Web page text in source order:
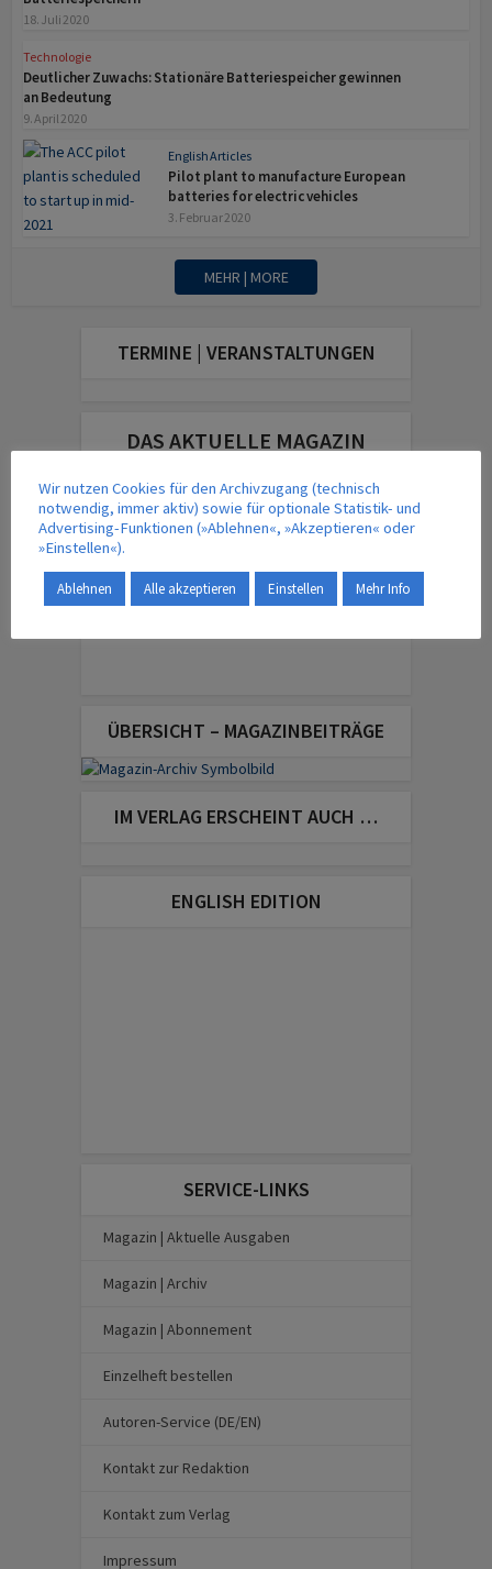
18. Juli 2020
Technologie
Deutlicher Zuwachs: Stationäre Batteriespeicher gewinnen
an Bedeutung
9. April 2020
English Articles
Pilot plant to manufacture European
batteries for electric vehicles
3. Februar 2020
MEHR | MORE
TERMINE | VERANSTALTUNGEN
DAS AKTUELLE MAGAZIN
ÜBERSICHT – MAGAZINBEITRÄGE
IM VERLAG ERSCHEINT AUCH …
ENGLISH EDITION
SERVICE-LINKS
Magazin | Aktuelle Ausgaben
Magazin | Archiv
Magazin | Abonnement
Einzelheft bestellen
Autoren-Service (DE/EN)
Kontakt zur Redaktion
Kontakt zum Verlag
Impressum
Wir nutzen Cookies für den Archivzugang (technisch
notwendig, immer aktiv) sowie für optionale Statistik- und
Advertising-Funktionen (»Ablehnen«, »Akzeptieren« oder
»Einstellen«).
Ablehnen Alle akzeptieren Einstellen Mehr Info